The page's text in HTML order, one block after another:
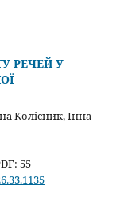
РЕЧЕЙ У
Колісник, Інна
55